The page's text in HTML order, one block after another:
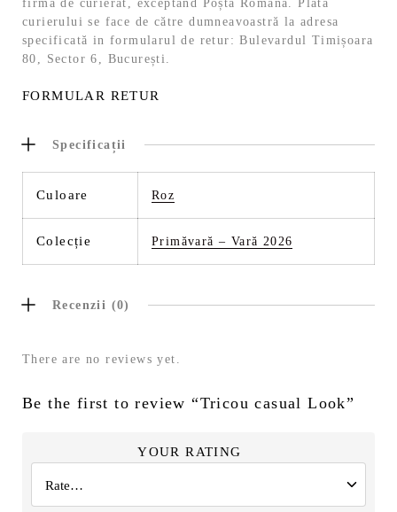
firmă de curierat, exceptând Poșta Română. Plata
curierului se face de către dumneavoastră la adresa
specificată in formularul de retur: Bulevardul Timișoara
80, Sector 6, București.
FORMULAR RETUR
Specificații
Culoare Roz
Colecție Primăvară – Vară 2026
Recenzii (0)
There are no reviews yet.
Be the first to review “Tricou casual Look”
YOUR RATING